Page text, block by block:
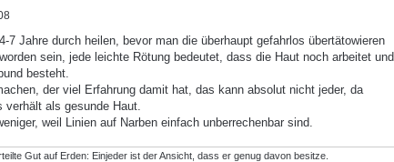
7 Jahre durch heilen, bevor man die überhaupt gefahrlos übertätowieren
sein, jede leichte Rötung bedeutet, dass die Haut noch arbeitet und
besteht.
der viel Erfahrung damit hat, das kann absolut nicht jeder, da
verhält als gesunde Haut.
weil Linien auf Narben einfach unberrechenbar sind.
Gut auf Erden: Einjeder ist der Ansicht, dass er genug davon besitze.